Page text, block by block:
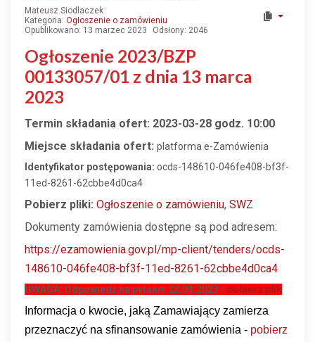
Mateusz Siodlaczek
Kategoria: Ogłoszenie o zamówieniu
Opublikowano: 13 marzec 2023
Odsłony: 2046
Ogłoszenie 2023/BZP
00133057/01 z dnia 13 marca
2023
Termin składania ofert: 2023-03-28 godz. 10:00
Miejsce składania ofert: platforma e-Zamówienia
Identyfikator postępowania: ocds-148610-046fe408-bf3f-
11ed-8261-62cbbe4d0ca4
Pobierz pliki: Ogłoszenie o zamówieniu, SWZ
Dokumenty zamówienia dostępne są pod adresem:
https://ezamowienia.gov.pl/mp-client/tenders/ocds-
148610-046fe408-bf3f-11ed-8261-62cbbe4d0ca4
UWAGA: Odpowiedź na pytanie 22.03.2023 - pobierz plik
Informacja o kwocie, jaką Zamawiający zamierza
przeznaczyć na sfinansowanie zamówienia - pobierz